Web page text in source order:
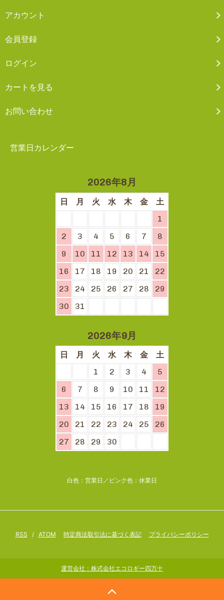
アカウント
会員登録
ログイン
カートを見る
お問い合わせ
営業日カレンダー
2026年8月
日 月 火 水 木 金
土
1
2
3 4 5 6 7
8
9
10 11 12 13 14
15
16
17 18 19 20 21
22
23
24 25 26 27 28
29
30
31
2026年9月
日 月 火 水 木 金
土
1
2 3 4
5
6
7 8 9 10 11
12
13
14 15 16 17 18
19
20
21 22 23 24 25
26
27
28 29 30
白色：営業日／ピンク色：休業日
RSS / ATOM 特定商法取引法に基づく表記 プライバシーポリシー
運営会社：株式会社エコロギー四万十